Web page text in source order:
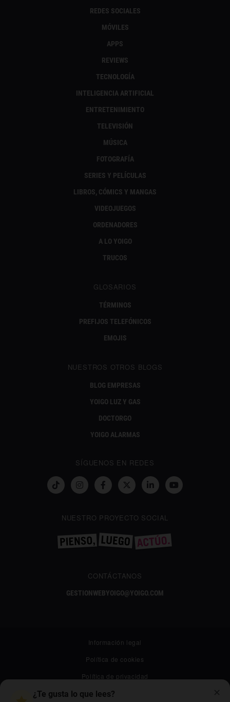
REDES SOCIALES
MÓVILES
APPS
REVIEWS
TECNOLOGÍA
INTELIGENCIA ARTIFICIAL
ENTRETENIMIENTO
TELEVISIÓN
MÚSICA
FOTOGRAFÍA
SERIES Y PELÍCULAS
LIBROS, CÓMICS Y MANGAS
VIDEOJUEGOS
ORDENADORES
A LO YOIGO
TRUCOS
GLOSARIOS
TÉRMINOS
PREFIJOS TELEFÓNICOS
EMOJIS
NUESTROS OTROS BLOGS
BLOG EMPRESAS
YOIGO LUZ Y GAS
DOCTORGO
YOIGO ALARMAS
SÍGUENOS EN REDES
NUESTRO PROYECTO SOCIAL
CONTÁCTANOS
GESTIONWEBYOIGO@YOIGO.COM
Información legal
Política de cookies
Política de privacidad
Canal ético
¿Te gusta lo que lees?